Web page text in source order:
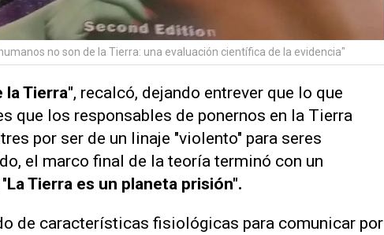
no son de la Tierra: una evaluación científica de la evidencia"
la Tierra", recalcó, dejando entrever que lo que
que los responsables de ponernos en la Tierra
por ser de un linaje "violento" para seres
el marco final de la teoría terminó con un
La Tierra es un planeta prisión".
de características fisiológicas para comunicar por